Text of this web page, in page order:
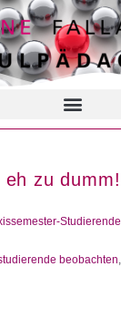
zu dumm!
Studierende
beobachten